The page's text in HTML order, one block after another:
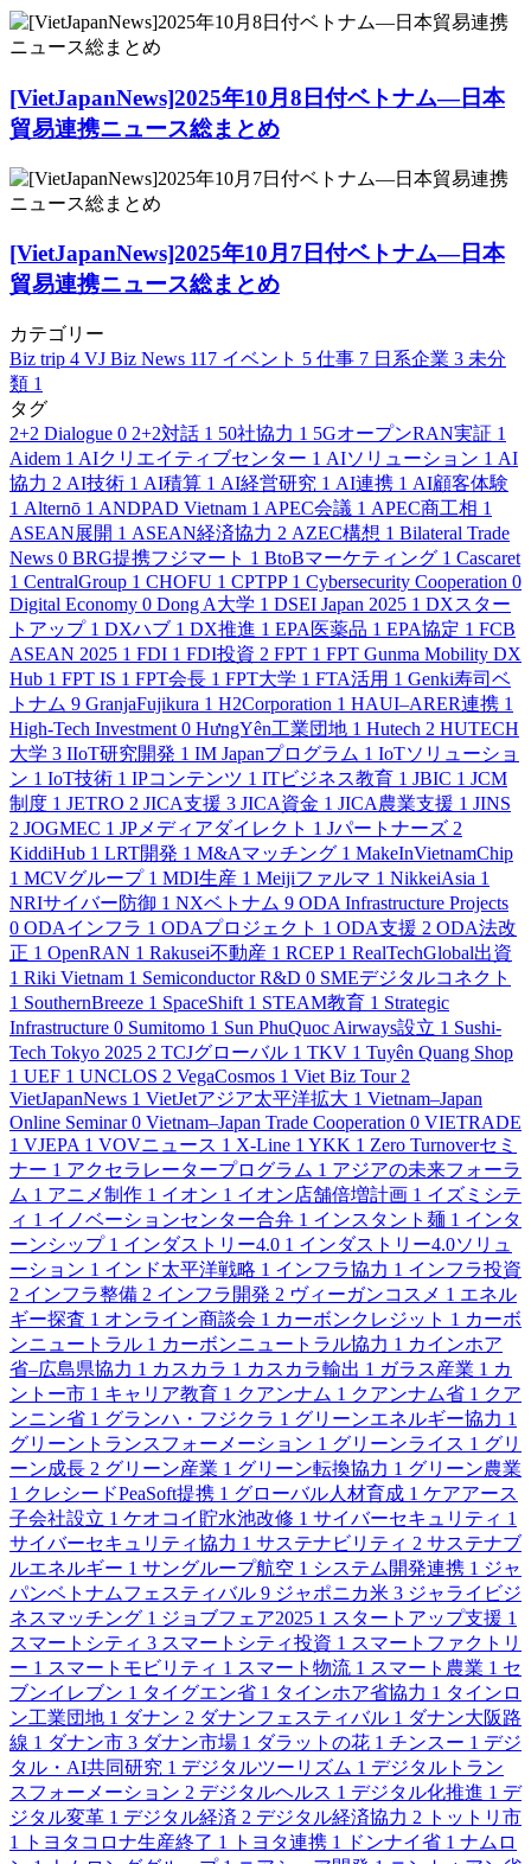
[VietJapanNews]2025年10月8日付ベトナム―日本
貿易連携ニュース総まとめ
[VietJapanNews]2025年10月7日付ベトナム―日本
貿易連携ニュース総まとめ
カテゴリー
Biz trip 4 VJ Biz News 117 イベント 5 仕事 7 日系企業 3 未分
類 1
タグ
2+2 Dialogue 0 2+2対話 1 50社協力 1 5GオープンRAN実証 1
Aidem 1 AIクリエイティブセンター 1 AIソリューション 1 AI
協力 2 AI技術 1 AI積算 1 AI経営研究 1 AI連携 1 AI顧客体験
1 Alternō 1 ANDPAD Vietnam 1 APEC会議 1 APEC商工相 1
ASEAN展開 1 ASEAN経済協力 2 AZEC構想 1 Bilateral Trade
News 0 BRG提携フジマート 1 BtoBマーケティング 1 Cascaret
1 CentralGroup 1 CHOFU 1 CPTPP 1 Cybersecurity Cooperation 0
Digital Economy 0 Dong A大学 1 DSEI Japan 2025 1 DXスター
トアップ 1 DXハブ 1 DX推進 1 EPA医薬品 1 EPA協定 1 FCB
ASEAN 2025 1 FDI 1 FDI投資 2 FPT 1 FPT Gunma Mobility DX
Hub 1 FPT IS 1 FPT会長 1 FPT大学 1 FTA活用 1 Genki寿司ベ
トナム 9 GranjaFujikura 1 H2Corporation 1 HAUI–ARER連携 1
High-Tech Investment 0 HưngYên工業団地 1 Hutech 2 HUTECH
大学 3 IIoT研究開発 1 IM Japanプログラム 1 IoTソリューショ
ン 1 IoT技術 1 IPコンテンツ 1 ITビジネス教育 1 JBIC 1 JCM
制度 1 JETRO 2 JICA支援 3 JICA資金 1 JICA農業支援 1 JINS
2 JOGMEC 1 JPメディアダイレクト 1 Jパートナーズ 2
KiddiHub 1 LRT開発 1 M&Aマッチング 1 MakeInVietnamChip
1 MCVグループ 1 MDI生産 1 Meijiファルマ 1 NikkeiAsia 1
NRIサイバー防御 1 NXベトナム 9 ODA Infrastructure Projects
0 ODAインフラ 1 ODAプロジェクト 1 ODA支援 2 ODA法改
正 1 OpenRAN 1 Rakusei不動産 1 RCEP 1 RealTechGlobal出資
1 Riki Vietnam 1 Semiconductor R&D 0 SMEデジタルコネクト
1 SouthernBreeze 1 SpaceShift 1 STEAM教育 1 Strategic
Infrastructure 0 Sumitomo 1 Sun PhuQuoc Airways設立 1 Sushi-
Tech Tokyo 2025 2 TCJグローバル 1 TKV 1 Tuyên Quang Shop
1 UEF 1 UNCLOS 2 VegaCosmos 1 Viet Biz Tour 2
VietJapanNews 1 VietJetアジア太平洋拡大 1 Vietnam–Japan
Online Seminar 0 Vietnam–Japan Trade Cooperation 0 VIETRADE
1 VJEPA 1 VOVニュース 1 X-Line 1 YKK 1 Zero Turnoverセミ
ナー 1 アクセラレータープログラム 1 アジアの未来フォーラ
ム 1 アニメ制作 1 イオン 1 イオン店舗倍増計画 1 イズミシテ
ィ 1 イノベーションセンター合弁 1 インスタント麺 1 インタ
ーンシップ 1 インダストリー4.0 1 インダストリー4.0ソリュ
ーション 1 インド太平洋戦略 1 インフラ協力 1 インフラ投資
2 インフラ整備 2 インフラ開発 2 ヴィーガンコスメ 1 エネル
ギー探査 1 オンライン商談会 1 カーボンクレジット 1 カーボ
ンニュートラル 1 カーボンニュートラル協力 1 カインホア
省–広島県協力 1 カスカラ 1 カスカラ輸出 1 ガラス産業 1 カ
ントー市 1 キャリア教育 1 クアンナム 1 クアンナム省 1 クア
ンニン省 1 グランハ・フジクラ 1 グリーンエネルギー協力 1
グリーントランスフォーメーション 1 グリーンライス 1 グリ
ーン成長 2 グリーン産業 1 グリーン転換協力 1 グリーン農業
1 クレシードPeaSoft提携 1 グローバル人材育成 1 ケアアース
子会社設立 1 ケオコイ貯水池改修 1 サイバーセキュリティ 1
サイバーセキュリティ協力 1 サステナビリティ 2 サステナブ
ルエネルギー 1 サングループ航空 1 システム開発連携 1 ジャ
パンベトナムフェスティバル 9 ジャポニカ米 3 ジャライビジ
ネスマッチング 1 ジョブフェア2025 1 スタートアップ支援 1
スマートシティ 3 スマートシティ投資 1 スマートファクトリ
ー 1 スマートモビリティ 1 スマート物流 1 スマート農業 1 セ
ブンイレブン 1 タイグエン省 1 タインホア省協力 1 タインロ
ン工業団地 1 ダナン 2 ダナンフェスティバル 1 ダナン大阪路
線 1 ダナン市 3 ダナン市場 1 ダラットの花 1 チンスー 1 デジ
タル・AI共同研究 1 デジタルツーリズム 1 デジタルトラン
スフォーメーション 2 デジタルヘルス 1 デジタル化推進 1 デ
ジタル変革 1 デジタル経済 2 デジタル経済協力 2
トットリ市
1
トヨタコロナ生産終了 1 トヨタ連携 1 ドンナイ省 1 ナムロ